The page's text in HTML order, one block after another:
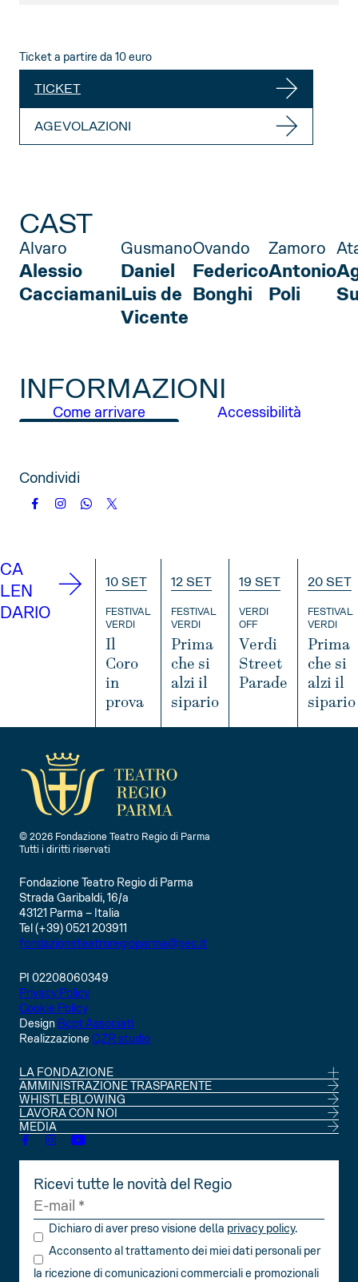
Ticket a partire da 10 euro
TICKET
AGEVOLAZIONI
CAST
Alvaro
Alessio
Cacciamani
Gusmano
Daniel
Luis de
Vicente
Ovando
Federico
Bonghi
Zamoro
Antonio
Poli
INFORMAZIONI
Come arrivare Accessibilità
Condividi
CA
LEN
DARIO
10 SET
FESTIVAL
VERDI
Il
Coro
in
prova
F
O
12 SET
FESTIVAL
VERDI
Prima
che si
alzi il
sipario
19 SET
VERDI
OFF
Verdi
Street
Parade
I
20 SET
FESTIVAL
VERDI
Prima
che si
alzi il
sipario
© 2026 Fondazione Teatro Regio di Parma
Tutti i diritti riservati
Fondazione Teatro Regio di Parma
Strada Garibaldi, 16/a
43121 Parma – Italia
Tel (+39) 0521 203911
fondazioneteatroregioparma@pec.it
PI 02208060349
Privacy Policy
Cookie Policy
Design Bcpt Associati
Realizzazione QZR studio
LA FONDAZIONE
CONSIGLIO DI AMMINISTRAZIONE
SOCI
STATUTO
AMMINISTRAZIONE TRASPARENTE
WHISTLEBLOWING
LAVORA CON NOI
MEDIA
Ricevi tutte le novità del Regio
Dichiaro di aver preso visione della privacy policy.
Acconsento al trattamento dei miei dati personali per
la ricezione di comunicazioni commerciali e promozionali